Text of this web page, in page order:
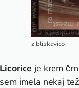
z bliskavico
Licorice je krem
sem imela nekaj